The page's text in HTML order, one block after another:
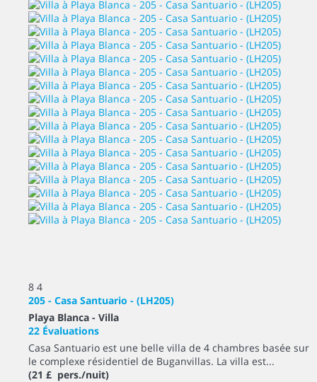
8 4
205 - Casa Santuario - (LH205)
Playa Blanca - Villa
22 Évaluations
Casa Santuario est une belle villa de 4 chambres basée sur
le complexe résidentiel de Buganvillas. La villa est...
(21 £ pers./nuit)